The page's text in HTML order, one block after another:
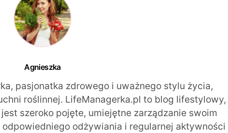
Agnieszka
pasjonatka zdrowego i uważnego stylu życia,
roślinnej. LifeManagerka.pl to blog lifestylowy,
szeroko pojęte, umiejętne zarządzanie swoim
odżywiania i regularnej aktywności